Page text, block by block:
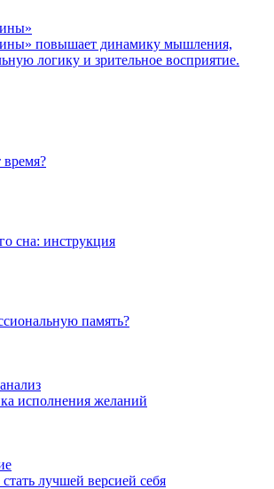
повышает динамику мышления,
логику и зрительное восприятие.
время?
сна: инструкция
память?
исполнения желаний
лучшей версией себя